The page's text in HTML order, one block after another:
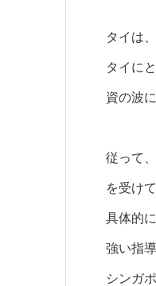
タイは
タイに
資の波
従って
を受け
具体的
強い指
シンガ